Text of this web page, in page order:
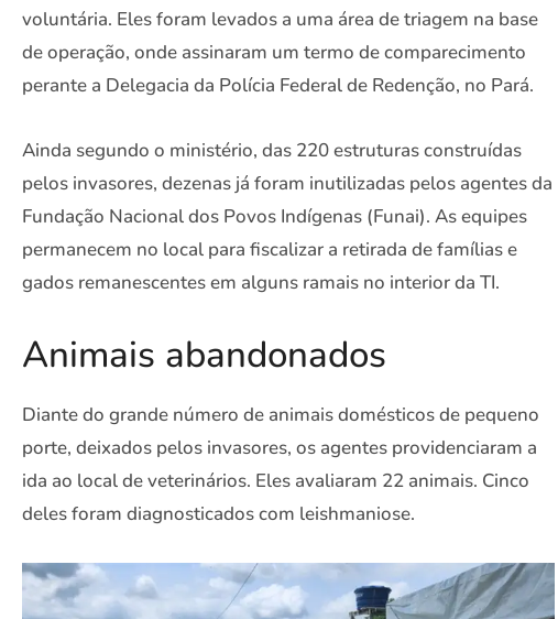
voluntária. Eles foram levados a uma área de triagem na base
de operação, onde assinaram um termo de comparecimento
perante a Delegacia da Polícia Federal de Redenção, no Pará.
Ainda segundo o ministério, das 220 estruturas construídas
pelos invasores, dezenas já foram inutilizadas pelos agentes da
Fundação Nacional dos Povos Indígenas (Funai). As equipes
permanecem no local para fiscalizar a retirada de famílias e
gados remanescentes em alguns ramais no interior da TI.
Animais abandonados
Diante do grande número de animais domésticos de pequeno
porte, deixados pelos invasores, os agentes providenciaram a
ida ao local de veterinários. Eles avaliaram 22 animais. Cinco
deles foram diagnosticados com leishmaniose.